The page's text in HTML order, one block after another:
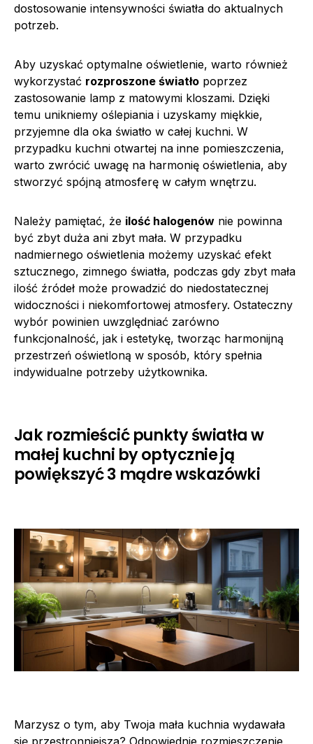
dostosowanie intensywności światła do aktualnych
potrzeb.
Aby uzyskać optymalne oświetlenie, warto również
wykorzystać rozproszone światło poprzez
zastosowanie lamp z matowymi kloszami. Dzięki
temu unikniemy oślepiania i uzyskamy miękkie,
przyjemne dla oka światło w całej kuchni. W
przypadku kuchni otwartej na inne pomieszczenia,
warto zwrócić uwagę na harmonię oświetlenia, aby
stworzyć spójną atmosferę w całym wnętrzu.
Należy pamiętać, że ilość halogenów nie powinna
być zbyt duża ani zbyt mała. W przypadku
nadmiernego oświetlenia możemy uzyskać efekt
sztucznego, zimnego światła, podczas gdy zbyt mała
ilość źródeł może prowadzić do niedostatecznej
widoczności i niekomfortowej atmosfery. Ostateczny
wybór powinien uwzględniać zarówno
funkcjonalność, jak i estetykę, tworząc harmonijną
przestrzeń oświetloną w sposób, który spełnia
indywidualne potrzeby użytkownika.
Jak rozmieścić punkty światła w
małej kuchni by optycznie ją
powiększyć 3 mądre wskazówki
Marzysz o tym, aby Twoja mała kuchnia wydawała
się przestronniejsza? Odpowiednie rozmieszczenie